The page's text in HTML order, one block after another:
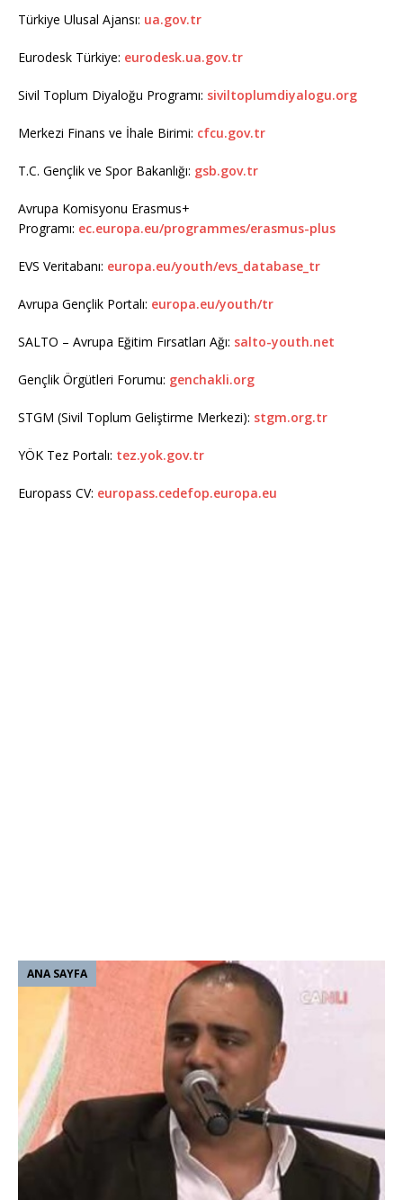
Türkiye Ulusal Ajansı: ua.gov.tr
Eurodesk Türkiye: eurodesk.ua.gov.tr
Sivil Toplum Diyaloğu Programı: siviltoplumdiyalogu.org
Merkezi Finans ve İhale Birimi: cfcu.gov.tr
T.C. Gençlik ve Spor Bakanlığı: gsb.gov.tr
Avrupa Komisyonu Erasmus+
Programı: ec.europa.eu/programmes/erasmus-plus
EVS Veritabanı: europa.eu/youth/evs_database_tr
Avrupa Gençlik Portalı: europa.eu/youth/tr
SALTO – Avrupa Eğitim Fırsatları Ağı: salto-youth.net
Gençlik Örgütleri Forumu: genchakli.org
STGM (Sivil Toplum Geliştirme Merkezi): stgm.org.tr
YÖK Tez Portalı: tez.yok.gov.tr
Europass CV: europass.cedefop.europa.eu
ANA SAYFA